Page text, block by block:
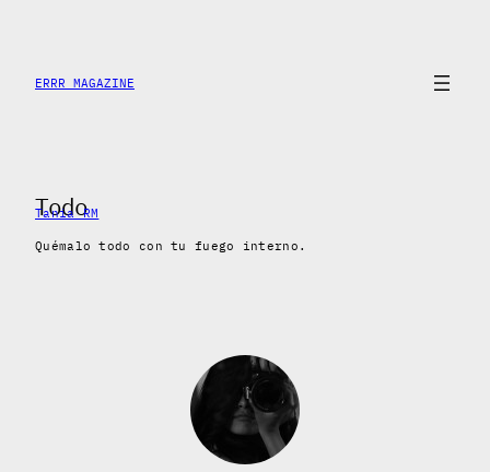
content
ERRR MAGAZINE
Todo
Tania RM
Quémalo todo con tu fuego interno.